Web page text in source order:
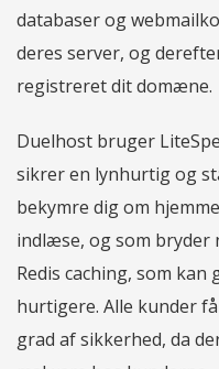
databaser og
deres server, og
registreret dit domæne.
Duelhost bruger
sikrer en lynhurtig og
bekymre dig om
indlæse, og som bryder
Redis caching, som
hurtigere. Alle kunder
grad af sikkerhed, da